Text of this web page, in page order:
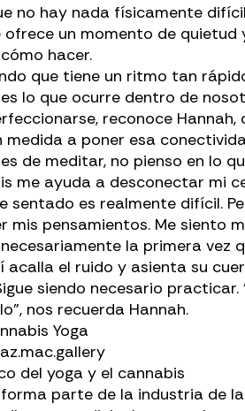
no hay nada físicamente
un momento de quietud
hacer.
que tiene un ritmo tan
lo que ocurre dentro de
reconoce
medida a poner esa
de meditar, no pienso en lo
me ayuda a desconectar mi
sentado es realmente difícil.
mis pensamientos. Me siento
la primera vez
acalla el ruido y asienta su
siendo necesario
nos recuerda Hannah.
del yoga y el cannabis
parte de la industria de